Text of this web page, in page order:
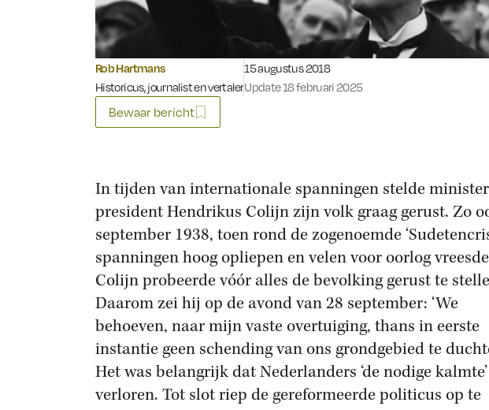
Rob Hartmans
Historicus, journalist en vertaler
Gepubliceerd op:
15 augustus 2018
Update 18 februari 2025
Bewaar bericht
In tijden van internationale spanningen stelde
president Hendrikus Colijn zijn volk graag gerust. Zo
september 1938, toen rond de zogenoemde
spanningen hoog opliepen en velen voor oorlog
Colijn probeerde vóór alles de bevolking gerust te
Daarom zei hij op de avond van 28 september: ‘We
behoeven, naar mijn vaste overtuiging, thans in eerste
instantie geen schending van ons grondgebied te
Het was belangrijk dat Nederlanders ‘de nodige
verloren. Tot slot riep de gereformeerde politicus op te